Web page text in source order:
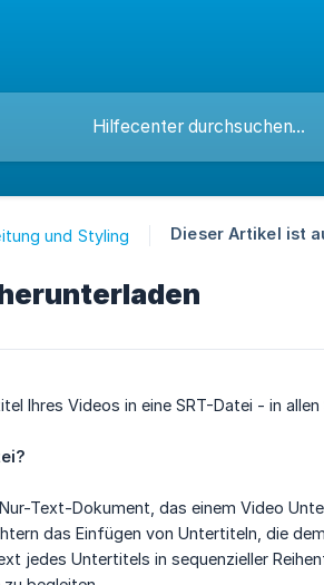
und Styling Dieser Artikel ist
Ihres Videos in eine SRT-Datei - in allen
Text-Dokument, das einem Video
das Einfügen von Untertiteln, die
jedes Untertitels in sequenzieller